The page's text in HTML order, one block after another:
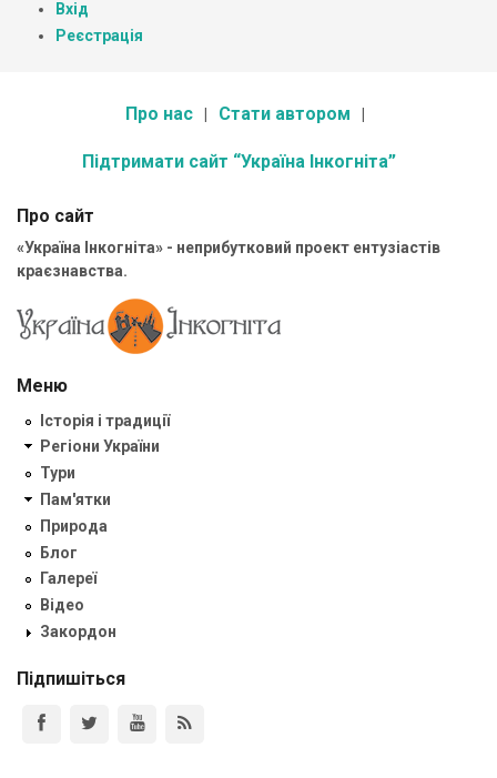
Вхід
Реєстрація
Про нас Стати автором
Підтримати сайт “Україна Інкогніта”
Про сайт
«Україна Інкогніта» - неприбутковий проект ентузіастів
краєзнавства.
Меню
Історія і традиції
Регіони України
Тури
Пам'ятки
Природа
Блог
Галереї
Відео
Закордон
Підпишіться